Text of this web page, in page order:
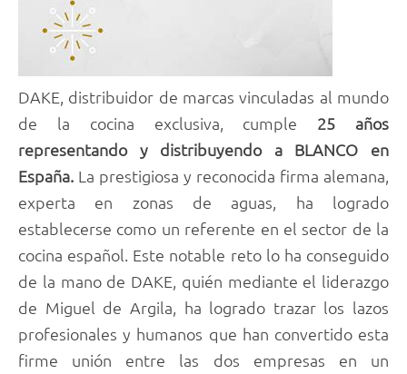
DAKE, distribuidor de marcas vinculadas al mundo
de la cocina exclusiva, cumple 25 años
representando y distribuyendo a BLANCO en
España. La prestigiosa y reconocida firma alemana,
experta en zonas de aguas, ha logrado
establecerse como un referente en el sector de la
cocina español. Este notable reto lo ha conseguido
de la mano de DAKE, quién mediante el liderazgo
de Miguel de Argila, ha logrado trazar los lazos
profesionales y humanos que han convertido esta
firme unión entre las dos empresas en un